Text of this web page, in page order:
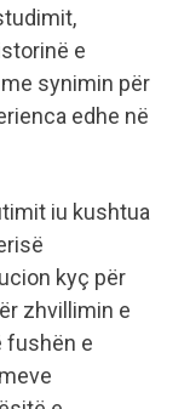
e
synimin për
edhe në
iu kushtua
kyç për
zhvillimin e
fushën e